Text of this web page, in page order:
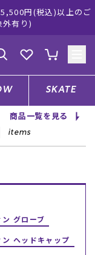
ご ムラサキスポーツ
会員登録
SKATE
商品一覧を見る
items
ン グローブ
ン ヘッドキャップ